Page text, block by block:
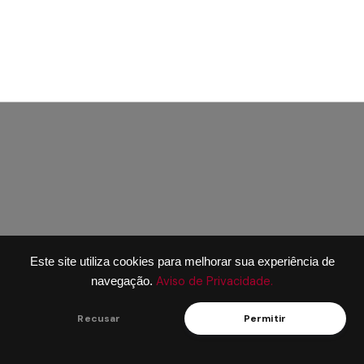
Este site utiliza cookies para melhorar sua experiência de
navegação. Aviso de Privacidade.
Recusar Permitir